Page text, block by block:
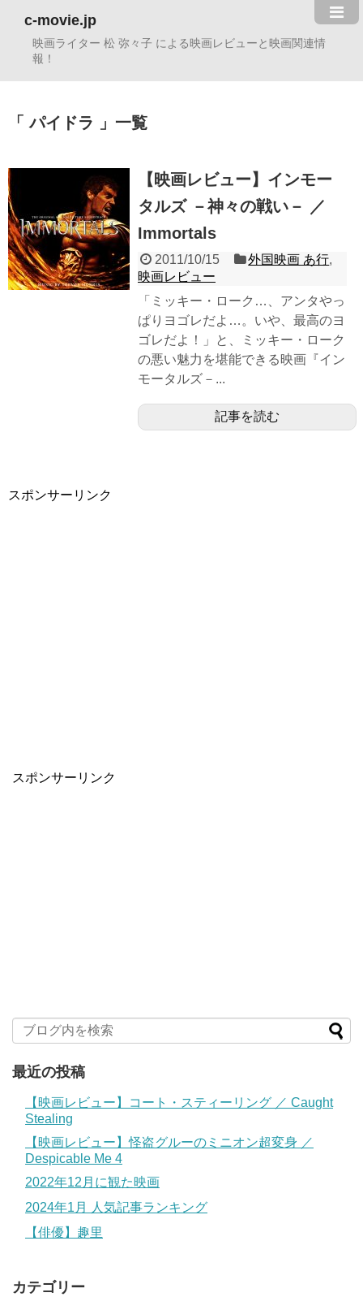
c-movie.jp
映画ライター 松 弥々子 による映画レビューと映画関連情
報！
パイドラ 一覧
【映画レビュー】インモー
タルズ －神々の戦い－ ／
Immortals
2011/10/15 外国映画 あ行,
映画レビュー
「ミッキー・ローク…、アンタやっ
ぱりヨゴレだよ…。いや、最高のヨ
ゴレだよ！」と、ミッキー・ローク
の悪い魅力を堪能できる映画『イン
モータルズ－...
記事を読む
スポンサーリンク
スポンサーリンク
最近の投稿
【映画レビュー】コート・スティーリング ／ Caught
Stealing
【映画レビュー】怪盗グルーのミニオン超変身 ／
Despicable Me 4
2022年12月に観た映画
2024年1月 人気記事ランキング
【俳優】趣里
カテゴリー